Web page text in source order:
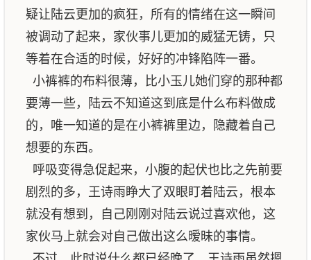
疑让陆云更加的疯狂，所有的情绪在这一瞬间
被调动了起来，家伙事儿更加的威猛无铸，只
等着在合适的时候，好好的冲锋陷阵一番。
小裤裤的布料很薄，比小玉儿她们穿的那种都
要薄一些，陆云不知道这到底是什么布料做成
的，唯一知道的是在小裤裤里边，隐藏着自己
想要的东西。
呼吸变得急促起来，小腹的起伏也比之先前要
剧烈的多，王诗雨睁大了双眼盯着陆云，根本
就没有想到，自己刚刚对陆云说过喜欢他，这
家伙马上就会对自己做出这么暧昧的事情。